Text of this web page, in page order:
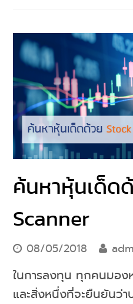
ค้นหาหุ้นเด็ด
Scanner
08/05/2018
ในการลงทุน ทุกคนมอง
และสิ่งหนึ่งที่จะยืนยันว่